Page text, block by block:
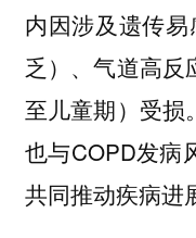
内因涉及遗传
乏）、气道高反
至儿童期）受损
也与COPD发病
共同推动疾病进